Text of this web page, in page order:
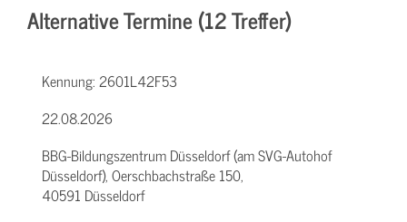
Alternative Termine (12 Treffer)
Kennung:2601L42F53
22.08.2026
BBG-Bildungszentrum Düsseldorf (am SVG-Autohof
Düsseldorf), Oerschbachstraße 150,
40591 Düsseldorf